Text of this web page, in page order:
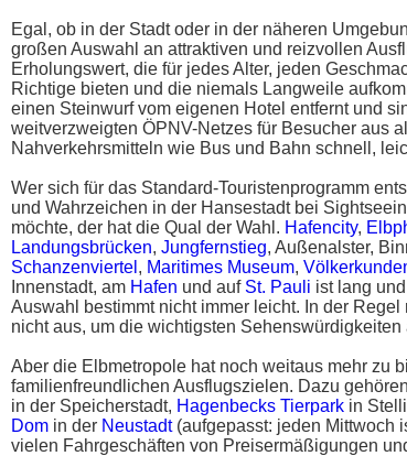
Egal, ob in der Stadt oder in der näheren
großen Auswahl an attraktiven und reizvollen
Erholungswert, die für jedes Alter, jeden
Richtige bieten und die niemals Langweile
einen Steinwurf vom eigenen Hotel entfernt und
weitverzweigten ÖPNV-Netzes für Besucher aus
Nahverkehrsmitteln wie Bus und Bahn schnell,
Wer sich für das Standard-Touristenprogramm
und Wahrzeichen in der Hansestadt bei
möchte, der hat die Qual der Wahl. Hafencity,
Landungsbrücken, Jungfernstieg, Außenalster,
Schanzenviertel , Maritimes Museum,
Innenstadt, am Hafen und auf St. Pauli ist lang
Auswahl bestimmt nicht immer leicht. In der
nicht aus, um die wichtigsten
Aber die Elbmetropole hat noch weitaus mehr zu
familienfreundlichen Ausflugszielen. Dazu
in der Speicherstadt, Hagenbecks Tierpark in
Dom in der Neustadt(aufgepasst: jeden Mittwoch
vielen Fahrgeschäften von Preisermäßigungen